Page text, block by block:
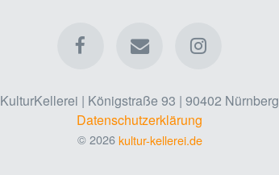
KulturKellerei | Königstraße 93 | 90402 Nürnberg
Datenschutzerklärung
© 2026kultur-kellerei.de